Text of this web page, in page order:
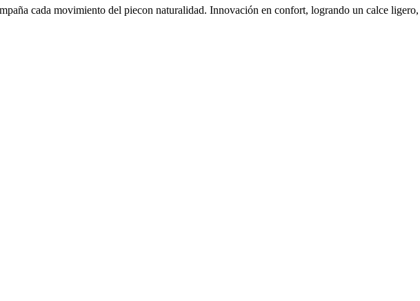
cada movimiento del piecon naturalidad. Innovación en confort, logrando un calce